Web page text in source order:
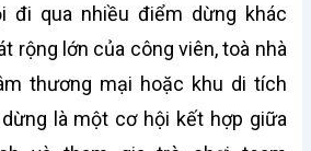
đi qua nhiều điểm dừng khác
rộng lớn của công viên, toà nhà
thương mại hoặc khu di tích
là một cơ hội kết hợp giữa